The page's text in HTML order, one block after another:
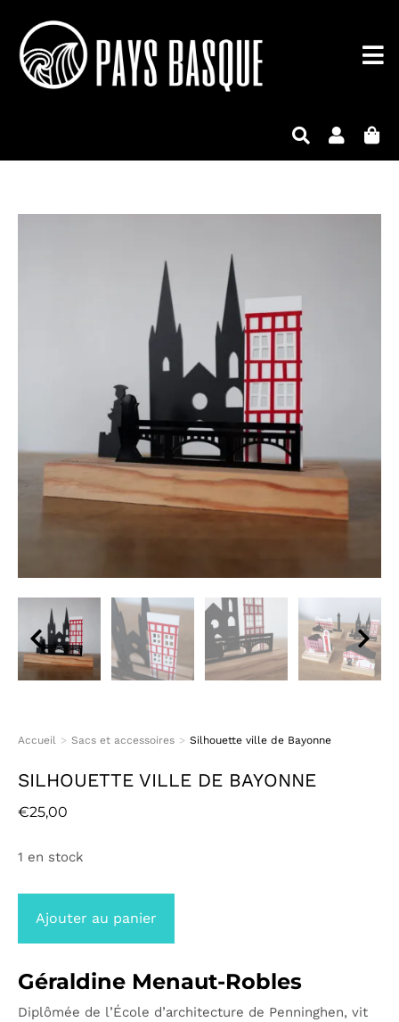
Vous êtes ici :
Accueil Sacs et accessoires Silhouette ville de Bayonne
SILHOUETTE VILLE DE BAYONNE
€25,00
1 en stock
Ajouter au panier
Géraldine Menaut-Robles
Diplômée de l’École d’architecture de Penninghen, vit